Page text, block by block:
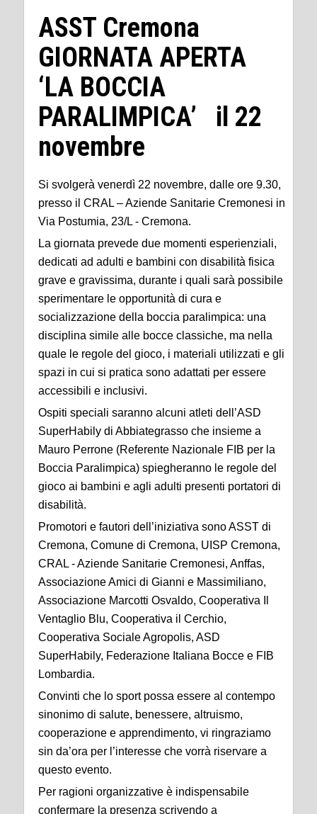
ASST Cremona
GIORNATA APERTA
‘LA BOCCIA
PARALIMPICA’ il 22
novembre
Si svolgerà venerdì 22 novembre, dalle ore 9.30,
presso il CRAL – Aziende Sanitarie Cremonesi in
Via Postumia, 23/L - Cremona.
La giornata prevede due momenti esperienziali,
dedicati ad adulti e bambini con disabilità fisica
grave e gravissima, durante i quali sarà possibile
sperimentare le opportunità di cura e
socializzazione della boccia paralimpica: una
disciplina simile alle bocce classiche, ma nella
quale le regole del gioco, i materiali utilizzati e gli
spazi in cui si pratica sono adattati per essere
accessibili e inclusivi.
Ospiti speciali saranno alcuni atleti dell’ASD
SuperHabily di Abbiategrasso che insieme a
Mauro Perrone (Referente Nazionale FIB per la
Boccia Paralimpica) spiegheranno le regole del
gioco ai bambini e agli adulti presenti portatori di
disabilità.
Promotori e fautori dell’iniziativa sono ASST di
Cremona, Comune di Cremona, UISP Cremona,
CRAL - Aziende Sanitarie Cremonesi, Anffas,
Associazione Amici di Gianni e Massimiliano,
Associazione Marcotti Osvaldo, Cooperativa Il
Ventaglio Blu, Cooperativa il Cerchio,
Cooperativa Sociale Agropolis, ASD
SuperHabily, Federazione Italiana Bocce e FIB
Lombardia.
Convinti che lo sport possa essere al contempo
sinonimo di salute, benessere, altruismo,
cooperazione e apprendimento, vi ringraziamo
sin da’ora per l’interesse che vorrà riservare a
questo evento.
Per ragioni organizzative è indispensabile
confermare la presenza scrivendo a